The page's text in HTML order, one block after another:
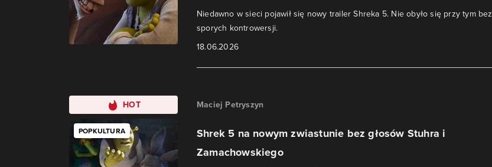
Niedawno w sieci pojawił się nowy trailer Shreka 5. Nie obyło się przy tym bez
sporych kontrowersji.
18.06.2026
HOT
POPKULTURA
Maciej Petryszyn
Shrek 5 na nowym zwiastunie bez głosów Stuhra i
Zamachowskiego